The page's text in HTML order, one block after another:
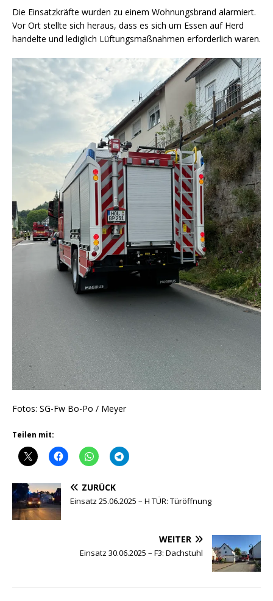
Die Einsatzkräfte wurden zu einem Wohnungsbrand alarmiert.
Vor Ort stellte sich heraus, dass es sich um Essen auf Herd
handelte und lediglich Lüftungsmaßnahmen erforderlich waren.
Fotos: SG-Fw Bo-Po / Meyer
Teilen mit:
ZURÜCK
Einsatz 25.06.2025 – H TÜR: Türöffnung
WEITER
Einsatz 30.06.2025 – F3: Dachstuhl